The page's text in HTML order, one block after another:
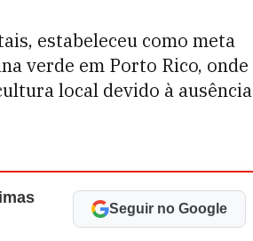
estabeleceu como meta
verde em Porto Rico, onde
local devido à ausência
Seguir no Google